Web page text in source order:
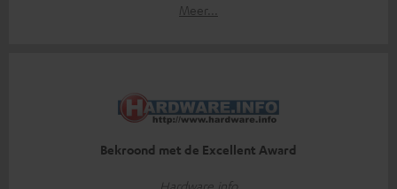
Meer...
Bekroond met de Excellent Award
Hardware.info